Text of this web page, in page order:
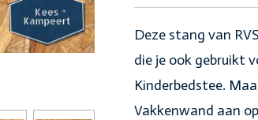
Deze stang van
die je ook gebruikt
Kinderbedstee.
Vakkenwand aan